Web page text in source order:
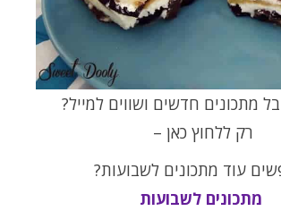
מתכונים חדשים ושווים למייל?
רק ללחוץ כאן –
עוד מתכונים לשבועות?
מתכונים לשבועות